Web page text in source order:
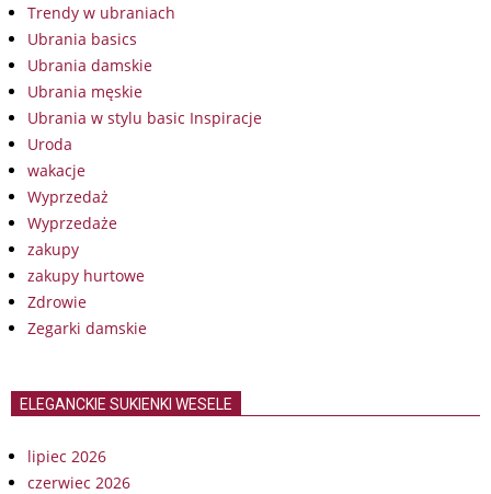
Trendy w ubraniach
Ubrania basics
Ubrania damskie
Ubrania męskie
Ubrania w stylu basic Inspiracje
Uroda
wakacje
Wyprzedaż
Wyprzedaże
zakupy
zakupy hurtowe
Zdrowie
Zegarki damskie
ELEGANCKIE SUKIENKI WESELE
lipiec 2026
czerwiec 2026